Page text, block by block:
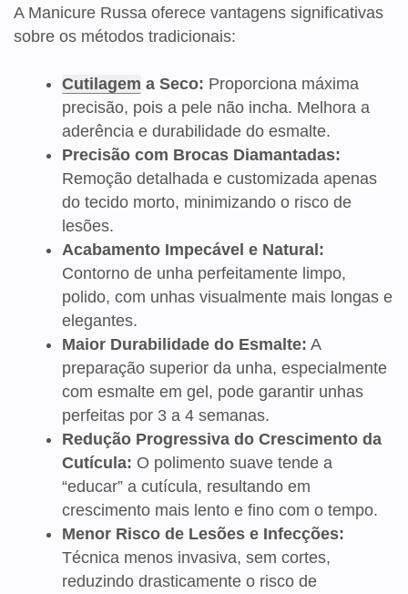
A Manicure Russa oferece vantagens significativas
sobre os métodos tradicionais:
Cutilagem a Seco: Proporciona máxima
precisão, pois a pele não incha. Melhora a
aderência e durabilidade do esmalte.
Precisão com Brocas Diamantadas:
Remoção detalhada e customizada apenas
do tecido morto, minimizando o risco de
lesões.
Acabamento Impecável e Natural:
Contorno de unha perfeitamente limpo,
polido, com unhas visualmente mais longas e
elegantes.
Maior Durabilidade do Esmalte: A
preparação superior da unha, especialmente
com esmalte em gel, pode garantir unhas
perfeitas por 3 a 4 semanas.
Redução Progressiva do Crescimento da
Cutícula: O polimento suave tende a
“educar” a cutícula, resultando em
crescimento mais lento e fino com o tempo.
Menor Risco de Lesões e Infecções:
Técnica menos invasiva, sem cortes,
reduzindo drasticamente o risco de